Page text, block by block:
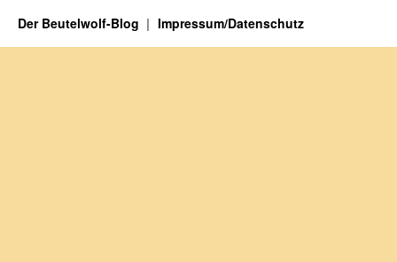
Der Beutelwolf-Blog Impressum/Datenschutz